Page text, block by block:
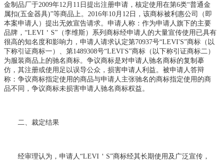
金制品厂于2009年12月11日提出注册申请，核定使用在第6类“普通金
属扣(五金器具)”等商品上。2016年10月12日，该商标被利惠公司（即
本案申请人）提出无效宣告请求。申请人称：作为申请人旗下的主要
品牌，“LEVI＇S”（李维斯）系列商标经申请人的大量宣传使用已具有
很高的知名度和影响力，申请人请求认定第70937号“LEVI'S”商标（以
下称引证商标一）、第1489308号“LEVI'S”商标（以下称引证商标二）
为服装商品上的驰名商标。争议商标是对申请人驰名商标的复制摹
仿，其注册或使用足以误导公众，损害申请人利益。被申请人答辩
称：争议商标指定使用的商品与申请人主张驰名的商标指定使用的商
品不同，争议商标未损害申请人驰名商标权益。
二、裁定结果
经审理认为，申请人“LEVI＇S”商标经其长期使用及广泛宣传，